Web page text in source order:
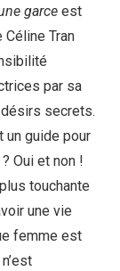
garce est
Tran
par sa
secrets.
un guide pour
Oui et non !
touchante
une vie
femme est